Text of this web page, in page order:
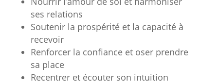
ses relations
Soutenir la prospérité et la capacité à
recevoir
Renforcer la confiance et oser prendre
sa place
Recentrer et écouter son intuition